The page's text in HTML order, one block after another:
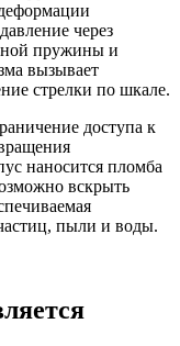
через
пружины и
вызывает
стрелки по шкале.
доступа к
наносится пломба
вскрыть
пыли и воды.